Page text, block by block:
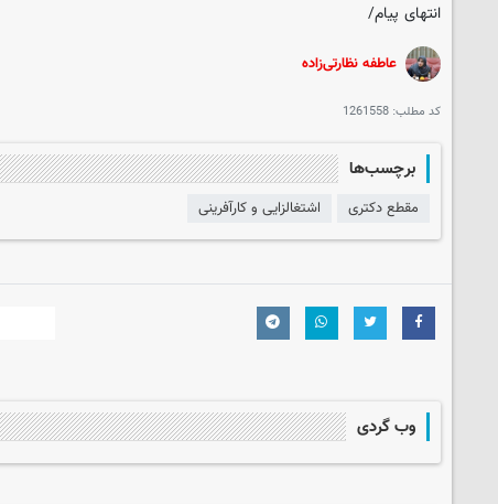
انتهای پیام/
عاطفه نظارتی‌زاده
کد مطلب: 1261558
برچسب‌ها
مقطع دکتری اشتغالزایی و کارآفرینی
وب گردی